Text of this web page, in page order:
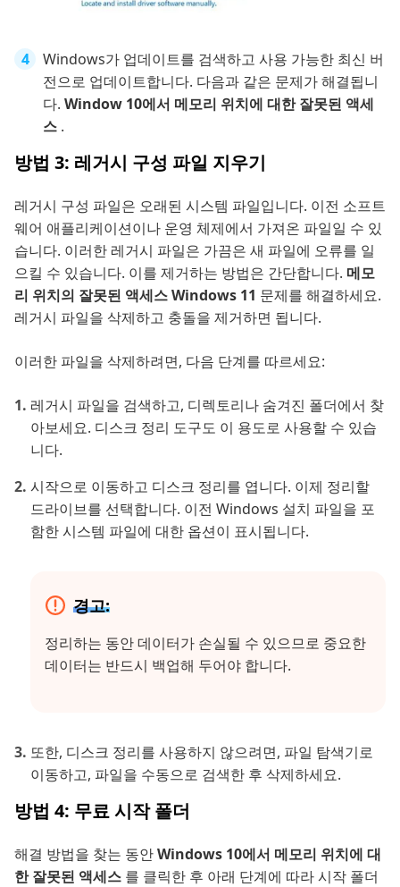
Windows가 업데이트를 검색하고 사용 가능한 최신 버
전으로 업데이트합니다. 다음과 같은 문제가 해결됩니
다. Window 10에서 메모리 위치에 대한 잘못된 액세
스 .
방법 3: 레거시 구성 파일 지우기
레거시 구성 파일은 오래된 시스템 파일입니다. 이전 소프트
웨어 애플리케이션이나 운영 체제에서 가져온 파일일 수 있
습니다. 이러한 레거시 파일은 가끔은 새 파일에 오류를 일
으킬 수 있습니다. 이를 제거하는 방법은 간단합니다. 메모
리 위치의 잘못된 액세스 Windows 11 문제를 해결하세요.
레거시 파일을 삭제하고 충돌을 제거하면 됩니다.
이러한 파일을 삭제하려면, 다음 단계를 따르세요:
레거시 파일을 검색하고, 디렉토리나 숨겨진 폴더에서 찾
아보세요. 디스크 정리 도구도 이 용도로 사용할 수 있습
니다.
시작으로 이동하고 디스크 정리를 엽니다. 이제 정리할
드라이브를 선택합니다. 이전 Windows 설치 파일을 포
함한 시스템 파일에 대한 옵션이 표시됩니다.
경고:
정리하는 동안 데이터가 손실될 수 있으므로 중요한
데이터는 반드시 백업해 두어야 합니다.
또한, 디스크 정리를 사용하지 않으려면, 파일 탐색기로
이동하고, 파일을 수동으로 검색한 후 삭제하세요.
방법 4: 무료 시작 폴더
해결 방법을 찾는 동안Windows 10에서 메모리 위치에 대
한 잘못된 액세스 를 클릭한 후 아래 단계에 따라 시작 폴더